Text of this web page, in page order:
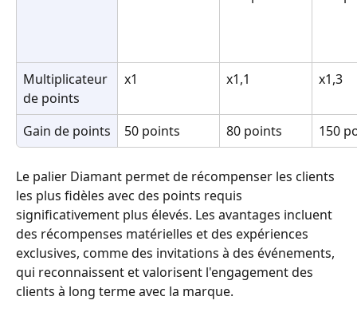
Multiplicateur
de points
x1 x1,1 x1,3
Gain de points 50 points 80 points 150
Le palier Diamant permet de récompenser les clients
les plus fidèles avec des points requis
significativement plus élevés. Les avantages incluent
des récompenses matérielles et des expériences
exclusives, comme des invitations à des événements,
qui reconnaissent et valorisent l'engagement des
clients à long terme avec la marque.